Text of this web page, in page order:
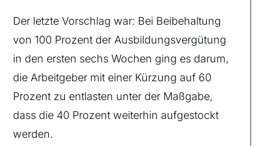
Der letzte Vorschlag war: Bei Beibehaltung
von 100 Prozent der Ausbildungsvergütung
in den ersten sechs Wochen ging es darum,
die Arbeitgeber mit einer Kürzung auf 60
Prozent zu entlasten unter der Maßgabe,
dass die 40 Prozent weiterhin aufgestockt
werden.